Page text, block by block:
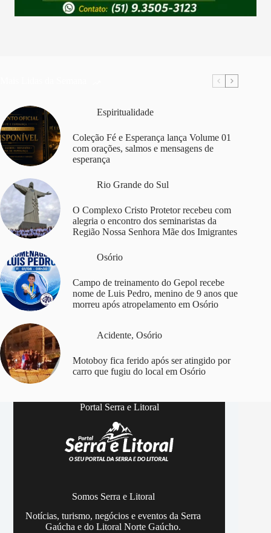
Espiritualidade
Coleção Fé e Esperança lança Volume 01
com orações, salmos e mensagens de
esperança
Rio Grande do Sul
O Complexo Cristo Protetor recebeu com
alegria o encontro dos seminaristas da
Região Nossa Senhora Mãe dos Imigrantes
Osório
Campo de treinamento do Gepol recebe
nome de Luis Pedro, menino de 9 anos que
morreu após atropelamento em Osório
Acidente, Osório
Motoboy fica ferido após ser atingido por
carro que fugiu do local em Osório
Portal Serra e Litoral
Somos Serra e Litoral
Notícias, turismo, negócios e eventos da Serra
Gaúcha e do Litoral Norte Gaúcho.